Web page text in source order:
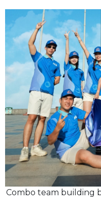
Combo team building